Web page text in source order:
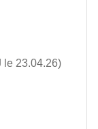
le 23.04.26)